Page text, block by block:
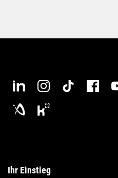
Ihr Einstieg